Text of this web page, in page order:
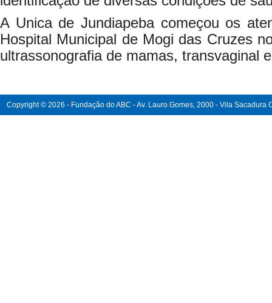
A Unica de Jundiapeba começou os
Hospital Municipal de Mogi das Cruzes
ultrassonografia de mamas, transvaginal
Copyright © 2026 - Fundação do ABC - Av. Lauro Gomes, 2000 - Vila